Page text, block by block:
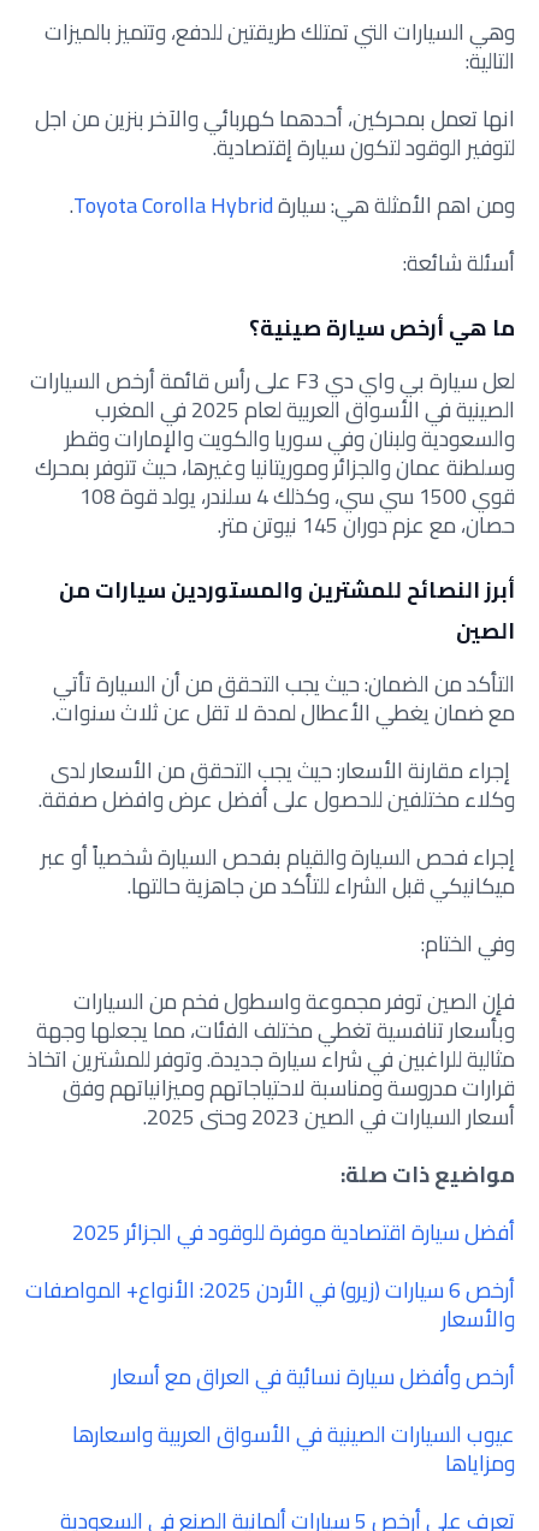
وهي السيارات التي تمتلك طريقتين للدفع، وتتميز بالميزات
التالية:
انها تعمل بمحركين، أحدهما كهربائي والآخر بنزين من اجل
لتوفير الوقود لتكون سيارة إقتصادية.
ومن اهم الأمثلة هي: سيارةToyota Corolla Hybrid
.
أسئلة شائعة:
ما هي أرخص سيارة صينية؟
لعل سيارة بي واي دي F3 على رأس قائمة أرخص السيارات
الصينية في الأسواق العربية لعام 2025 في المغرب
والسعودية ولبنان وفي سوريا والكويت والإمارات وقطر
وسلطنة عمان والجزائر وموريتانيا وغيرها، حيث تتوفر بمحرك
قوي 1500 سي سي، وكذلك 4 سلندر، يولد قوة 108
حصان، مع عزم دوران 145 نيوتن متر.
أبرز النصائح للمشترين والمستوردين سيارات من
الصين
التأكد من الضمان: حيث يجب التحقق من أن السيارة تأتي
مع ضمان يغطي الأعطال لمدة لا تقل عن ثلاث سنوات.
إجراء مقارنة الأسعار: حيث يجب التحقق من الأسعار لدى
وكلاء مختلفين للحصول على أفضل عرض وافضل صفقة.
إجراء فحص السيارة والقيام بفحص السيارة شخصياً أو عبر
ميكانيكي قبل الشراء للتأكد من جاهزية حالتها.
وفي الختام:
فإن الصين توفر مجموعة واسطول فخم من السيارات
وبأسعار تنافسية تغطي مختلف الفئات، مما يجعلها وجهة
مثالية للراغبين في شراء سيارة جديدة. وتوفر للمشترين اتخاذ
قرارات مدروسة ومناسبة لاحتياجاتهم وميزانياتهم وفق
أسعار السيارات في الصين 2023 وحتى 2025.
مواضيع ذات صلة:
أفضل سيارة اقتصادية موفرة للوقود في الجزائر 2025
أرخص 6 سيارات (زيرو) في الأردن 2025: الأنواع+ المواصفات
والأسعار
أرخص وأفضل سيارة نسائية في العراق مع أسعار
عيوب السيارات الصينية في الأسواق العربية واسعارها
ومزاياها
تعرف على أرخص 5 سيارات ألمانية الصنع في السعودية